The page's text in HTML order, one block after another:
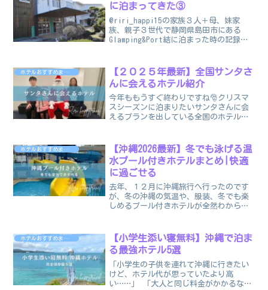
に泊まってきた③
@riri_happi15の家族３人＋母、妹家
族、親子３世代で静岡県島田市にある
Glamping&Port結に泊まった時の記録の
ので、誕生日や記念日のサービスを紹介
した...
ホテルおすすめまとめ
【２０２５年最新】全国サンタさ
んに会えるホテル紹介
今年ももうすぐ終わりですね🎅クリスマ
スシーズンに泊まりたいサンタさんに会
えるプランを出している全国のホテルを
日（金）～12月25日（木） 7日間■ご予
約について...
ホテルおすすめまとめ
【沖縄2026最新】冬でも泳げる温
水プール付きホテルまとめ|快適
に過ごせる
去年、１２月に沖縄旅行へ行ったのです
が、冬の沖縄の気温や、服装、冬でも楽
しめるプール付きホテルが全然わからず
す🌴💛リリこんにちは💕@riri_tabi15で
す！冬でもプ...
ホテルおすすめまとめ
【小学生添い寝無料】沖縄で泊ま
る最強ホテル5選
「小学生の子供を連れて沖縄に行きたい
けど、ホテル代が思っていたより高
い……」 「大人と同じ料金がかかるな